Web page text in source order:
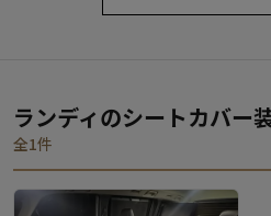
ランディのシートカバー
全1件